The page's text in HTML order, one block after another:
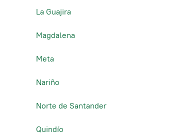
La Guajira
Magdalena
Meta
Nariño
Norte de Santander
Quindío